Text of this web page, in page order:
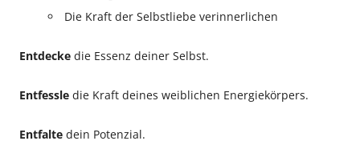
Die Kraft der Selbstliebe verinnerlichen
Entdecke die Essenz deiner Selbst.
Entfessle die Kraft deines weiblichen Energiekörpers.
Entfalte dein Potenzial.